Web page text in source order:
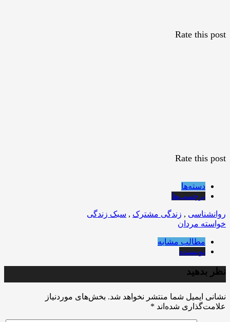
Rate this post
Rate this post
دسته‌ها
برچسب‌ها
روانشناسی , زندگی مشترک , سبک زندگی
خواسته مردان
مطالب مشابه
نویسنده
نظر بدهید
نشانی ایمیل شما منتشر نخواهد شد. بخش‌های موردنیاز
علامت‌گذاری شده‌اند *